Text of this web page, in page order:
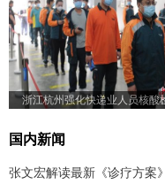
浙江杭州强化快递业人员核酸
国内新闻
张文宏解读最新《诊疗方案